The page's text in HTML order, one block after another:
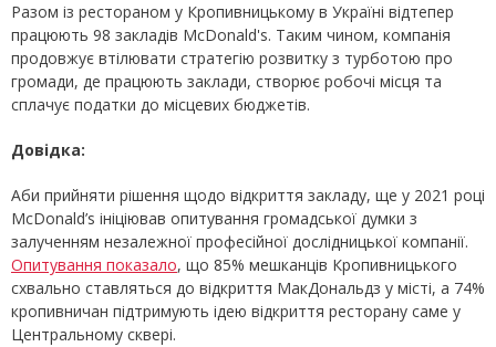
Разом із рестораном у Кропивницькому в Україні відтепер
працюють 98 закладів McDonald's. Таким чином, компанія
продовжує втілювати стратегію розвитку з турботою про
громади, де працюють заклади, створює робочі місця та
сплачує податки до місцевих бюджетів.
Довідка:
Аби прийняти рішення щодо відкриття закладу, ще у 2021 році
McDonald’s ініціював опитування громадської думки з
залученням незалежної професійної дослідницької компанії.
Опитування показало, що 85% мешканців Кропивницького
схвально ставляться до відкриття МакДональдз у місті, а 74%
кропивничан підтримують ідею відкриття ресторану саме у
Центральному сквері.